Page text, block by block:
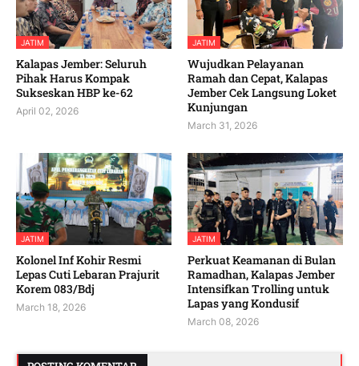
JATIM
Kalapas Jember: Seluruh
Pihak Harus Kompak
Sukseskan HBP ke-62
April 02, 2026
JATIM
Wujudkan Pelayanan
Ramah dan Cepat, Kalapas
Jember Cek Langsung Loket
Kunjungan
March 31, 2026
JATIM
Kolonel Inf Kohir Resmi
Lepas Cuti Lebaran Prajurit
Korem 083/Bdj
March 18, 2026
JATIM
Perkuat Keamanan di Bulan
Ramadhan, Kalapas Jember
Intensifkan Trolling untuk
Lapas yang Kondusif
March 08, 2026